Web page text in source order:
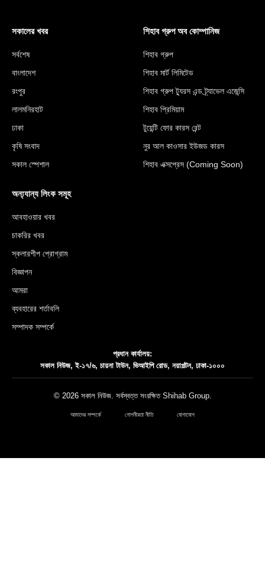
সকালের খবর
সর্বশেষ
বাংলাদেশ
রংপুর
লালমনিরহাট
ঢাকা
কৃষি সংবাদ
সকাল স্পেশাল
শিহাব গ্রুপ অব কোম্পানিজ
শিহাব গ্রুপ
শিহাব মার্ট লিমিটেড
শিহাব গ্রুপ ট্যুরস এন্ড ট্র্যাভেল এজেন্সি
শিহাব প্রিমিয়াম
টুয়েন্টি ফোর কারস রেন্ট
নুর আল কাওসার ইউজড কারস
শিহাব এক্সপ্রেস (Coming Soon)
অন্য্যান্য লিংক সমূহ
আবহাওয়ার খবর
চাকরির খবর
স্কলারশীপ প্রোগ্রাম
বিজ্ঞাপন
আমরা
ব্যবহারের শর্তাবলি
সম্পাদক সম্পর্কে
প্রধান কার্যালয়:
সকাল নিউজ, ই-১৭/৬, চায়না টাউন, ভিআইপি রোড, নয়াপল্টন, ঢাকা-১০০০
© 2026 সকাল নিউজ. সর্বস্বত্ত সংরক্ষিত Shihab Group.
আমাদের সম্পর্কে গোপনীয়তা নীতি যোগাযোগ